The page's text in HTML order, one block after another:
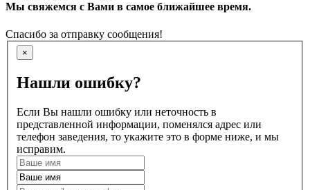
Мы свяжемся с Вами в самое ближайшее время.
Спасибо за отправку сообщения!
×
Нашли ошибку?
Если Вы нашли ошибку или неточность в
представленной информации, поменялся адрес или
телефон заведения, то укажите это в форме ниже, и мы
исправим.